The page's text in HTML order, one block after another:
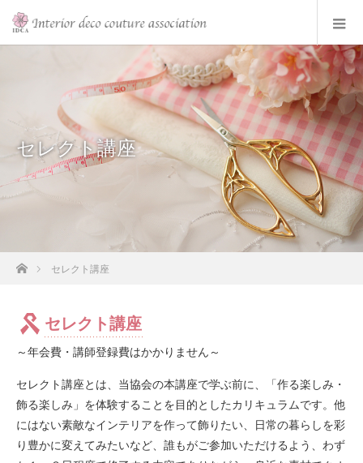
セレクト講座
ホームセレクト講座
セレクト講座
～年会費・講師登録費はかかりません～
セレクト講座とは、当協会の本講座で学ぶ前に、「作る楽しみ・
飾る楽しみ」を体験することを目的としたカリキュラムです。他
にはない素敵なインテリアを作って飾りたい、日常の暮らしを彩
り豊かに変えてみたいなど、誰もがご参加いただけるよう、わず